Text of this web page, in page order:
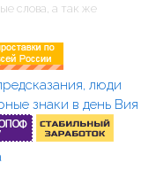
слова, а так же